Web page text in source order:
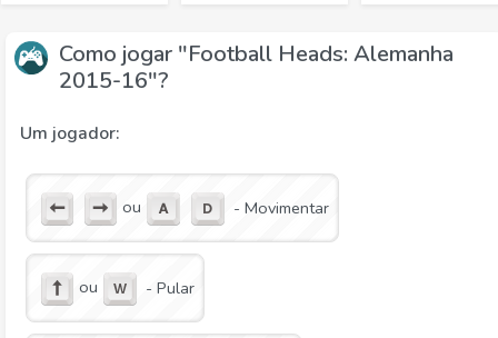
Como jogar "Football Heads: Alemanha
2015-16"?
Um jogador:
ou - Movimentar
ou - Pular